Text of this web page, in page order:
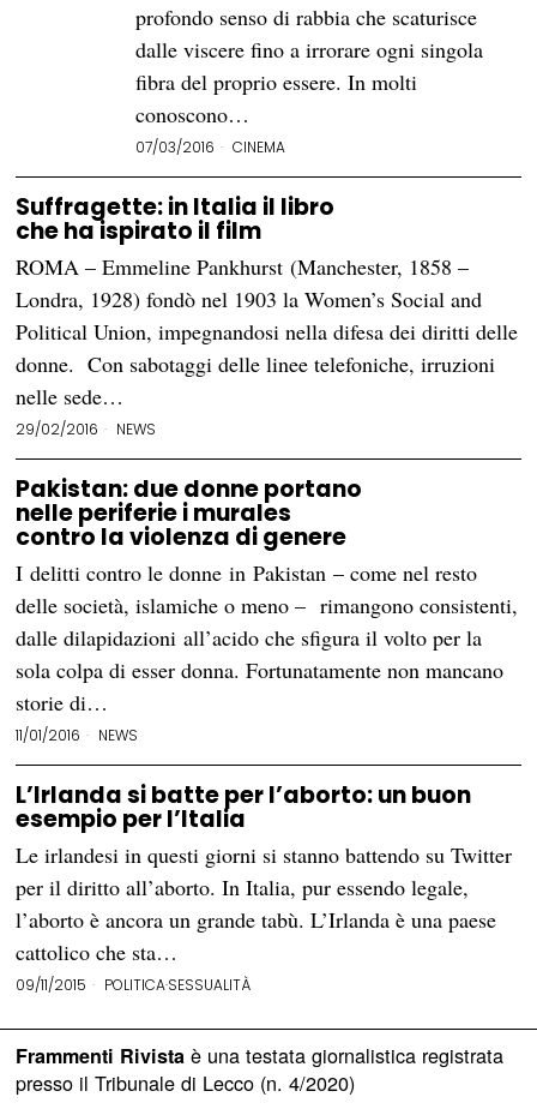
profondo senso di rabbia che scaturisce
dalle viscere fino a irrorare ogni singola
fibra del proprio essere. In molti
conoscono…
07/03/2016 CINEMA
Suffragette: in Italia il libro
che ha ispirato il film
ROMA – Emmeline Pankhurst (Manchester, 1858 –
Londra, 1928) fondò nel 1903 la Women’s Social and
Political Union, impegnandosi nella difesa dei diritti delle
donne. Con sabotaggi delle linee telefoniche, irruzioni
nelle sede…
29/02/2016 NEWS
Pakistan: due donne portano
nelle periferie i murales
contro la violenza di genere
I delitti contro le donne in Pakistan – come nel resto
delle società, islamiche o meno – rimangono consistenti,
dalle dilapidazioni all’acido che sfigura il volto per la
sola colpa di esser donna. Fortunatamente non mancano
storie di…
11/01/2016 NEWS
L’Irlanda si batte per l’aborto: un buon
esempio per l’Italia
Le irlandesi in questi giorni si stanno battendo su Twitter
per il diritto all’aborto. In Italia, pur essendo legale,
l’aborto è ancora un grande tabù. L’Irlanda è una paese
cattolico che sta…
09/11/2015 POLITICA·SESSUALITÀ
Frammenti Rivistaè una testata giornalistica registrata
presso il Tribunale di Lecco (n. 4/2020)